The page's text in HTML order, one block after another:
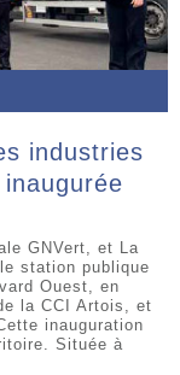
industries
GNVert, et La
station publique
Ouest, en
la CCI Artois, et
inauguration
Située à